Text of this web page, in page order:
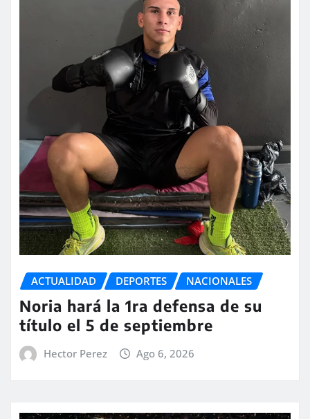
ACTUALIDAD DEPORTES NACIONALES
Noria hará la 1ra defensa de su
título el 5 de septiembre
Hector Perez Ago 6, 2026